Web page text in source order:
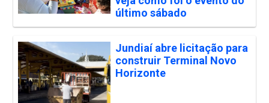
último sábado
Jundiaí abre licitação para
construir Terminal Novo
Horizonte